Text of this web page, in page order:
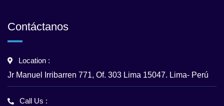
Contáctanos
Location :
Jr Manuel Irribarren 771, Of. 303 Lima 15047. Lima- Perú
Call Us :